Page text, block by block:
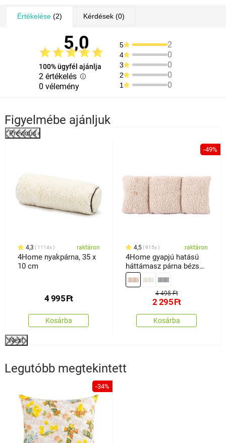
Értékelése(2) Kérdések(0)
5,0
100% ügyfél ajánlja
2 értékelés
0 vélemény
5 2
4 0
3 0
2 0
1 0
Figyelmébe ajánljuk
Previous
4,3 1114x raktáron
4Home nyakpárna, 35 x
10 cm
4 995Ft
Kosárba
-49%
4,5 915x raktáron
4Home gyapjú hatású
háttámasz párna bézs
színű, 30 x 60 cm
4 495 Ft
2 295Ft
Kosárba
Next
Legutóbb megtekintett
-34%